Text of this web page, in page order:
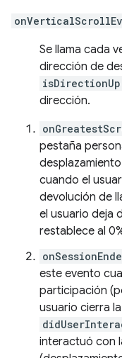
Se llama cada
dirección de
isDirectionUp
dirección.
pestaña
cuando el
devolución de
el usuario deja
restablece al
este evento
participación
usuario cierra
interactuó con